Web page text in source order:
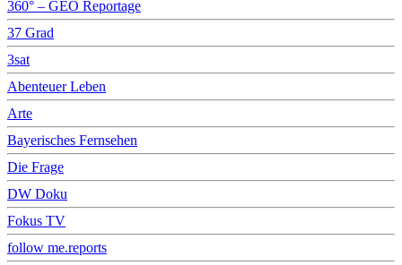
360° – GEO Reportage
37 Grad
3sat
Abenteuer Leben
Arte
Bayerisches Fernsehen
Die Frage
DW Doku
Fokus TV
follow me.reports